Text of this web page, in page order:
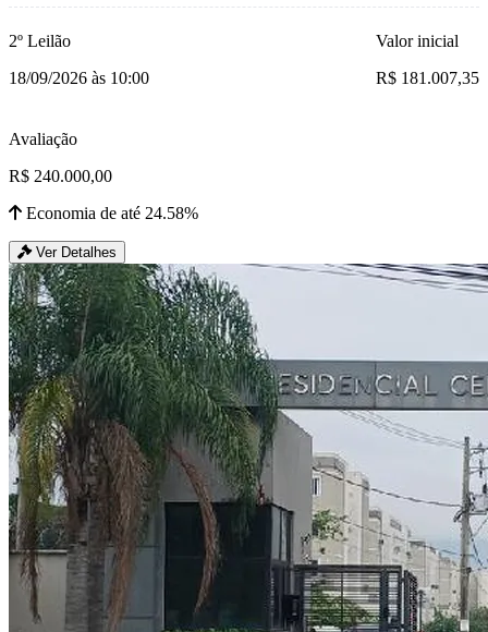
2º Leilão
18/09/2026 às 10:00
Valor inicial
R$ 181.007,35
Avaliação
R$ 240.000,00
Economia de até 24.58%
Ver Detalhes